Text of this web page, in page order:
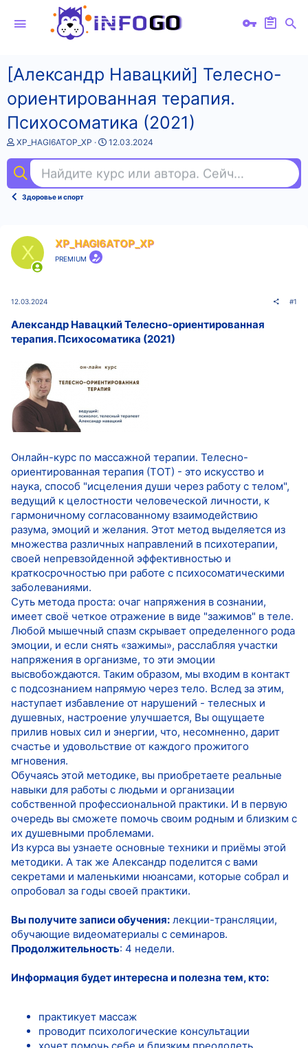
[Александр Навацкий] Телесно-
ориентированная терапия.
Психосоматика (2021)
А
т
о
т
XP_HAGI6ATOP_XP
Д
а
н
а
12.03.2024
Найдите курс или автора. Сейчас ищут
Здоровье и спорт
X XP_HAGI6ATOP_XP
PREMIUM
12.03.2024 #1
Александр Навацкий Телесно-ориентированная
терапия. Психосоматика (2021)
Онлайн-курс по массажной терапии. Телесно-
ориентированная терапия (ТОТ) - это искусство и
наука, способ "исцеления души через работу с телом",
ведущий к целостности человеческой личности, к
гармоничному согласованному взаимодействию
разума, эмоций и желания. Этот метод выделяется из
множества различных направлений в психотерапии,
своей непревзойденной эффективностью и
краткосрочностью при работе с психосоматическими
заболеваниями.
Суть метода проста: очаг напряжения в сознании,
имеет своё четкое отражение в виде "зажимов" в теле.
Любой мышечный спазм скрывает определенного рода
эмоции, и если снять «зажимы», расслабляя участки
напряжения в организме, то эти эмоции
высвобождаются. Таким образом, мы входим в контакт
с подсознанием напрямую через тело. Вслед за этим,
наступает избавление от нарушений - телесных и
душевных, настроение улучшается, Вы ощущаете
прилив новых сил и энергии, что, несомненно, дарит
счастье и удовольствие от каждого прожитого
мгновения.
Обучаясь этой методике, вы приобретаете реальные
навыки для работы с людьми и организации
собственной профессиональной практики. И в первую
очередь вы сможете помочь своим родным и близким с
их душевными проблемами.
Из курса вы узнаете основные техники и приёмы этой
методики. А так же Александр поделится с вами
секретами и маленькими нюансами, которые собрал и
опробовал за годы своей практики.
Вы получите записи обучения: лекции-трансляции,
обучающие видеоматериалы с семинаров.
Продолжительность: 4 недели.
Информация будет интересна и полезна тем, кто:
практикует массаж
проводит психологические консультации
хочет помочь себе и близким преодолеть